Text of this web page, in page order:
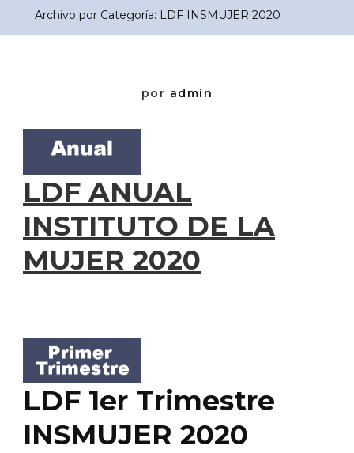
Archivo por Categoría: LDF INSMUJER 2020
por admin
LDF ANUAL
INSTITUTO DE LA
MUJER 2020
LDF 1er Trimestre
INSMUJER 2020